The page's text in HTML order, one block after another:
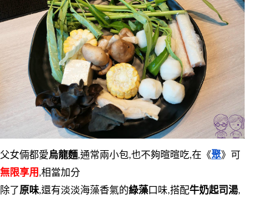
父女倆都愛烏龍麵,通常兩小包,也不夠暄暄吃,在《聚》可
無限享用 ,相當加分
除了 原味,還有淡淡海藻香氣的綠藻口味,搭配牛奶起司湯,